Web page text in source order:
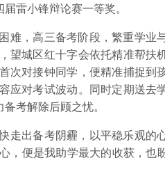
雷小锋辩论赛一等奖。
难，高三备考阶段，繁重学业
望城区红十字会依托精准帮扶
对接钟同学，便精准捕捉到
应对考试波动。同时定期送去
考解除后顾之忧。
走出备考阴霾，以平稳乐观的
，便是我助学最大的收获，也